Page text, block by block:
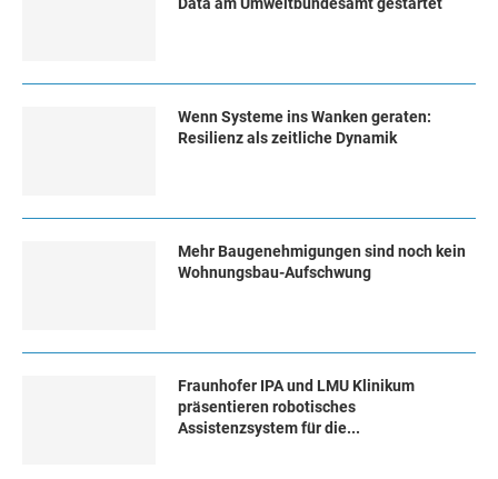
Wenn Systeme ins Wanken geraten:
Resilienz als zeitliche Dynamik
Mehr Baugenehmigungen sind noch kein
Wohnungsbau-Aufschwung
Fraunhofer IPA und LMU Klinikum
präsentieren robotisches
Assistenzsystem für die...